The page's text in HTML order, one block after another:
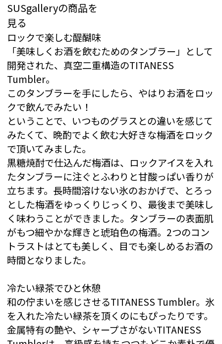
SUSgalleryの商品を
見る
ロックで楽しむ醍醐味
「美味しくお酒を飲むためのタンブラー」として
開発された、真空二重構造のTITANESS
Tumbler。
このタンブラーを手にしたら、やはりお酒をロッ
クで飲んでみたい！
ということで、いつものグラスとの違いを感じて
みたくて、晩酌でよく飲む大好きな梅酒をロック
で頂いてみました。
黒糖焼酎で仕込んだ梅酒は、ロックアイスを入れ
たタンブラーに注ぐとふわりと甘酸っぱい香りが
立ちます。長時間溶けない氷のおかげで、とろっ
とした梅酒をゆっくりじっくり、最後まで美味し
く味わうことができました。タンブラーの表面肌
がもつ細やかな輝きと琥珀色の梅酒。2つのコン
トラストはとても美しく、目でも楽しめるお酒の
時間となりました。
冷たい緑茶でひと休憩
和の佇まいを感じさせるTITANESS Tumbler。氷
を入れた冷たい緑茶を頂くのにもぴったりです。
金属特有の艶や、シャープさがないTITANESS